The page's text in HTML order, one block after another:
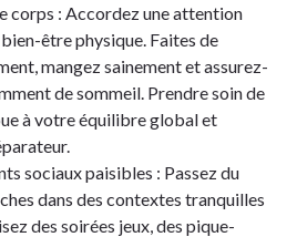
corps : Accordez une attention
être physique. Faites de
mangez sainement et assurez-
de sommeil. Prendre soin de
à votre équilibre global et
sociaux paisibles : Passez du
dans des contextes tranquilles
des soirées jeux, des pique-